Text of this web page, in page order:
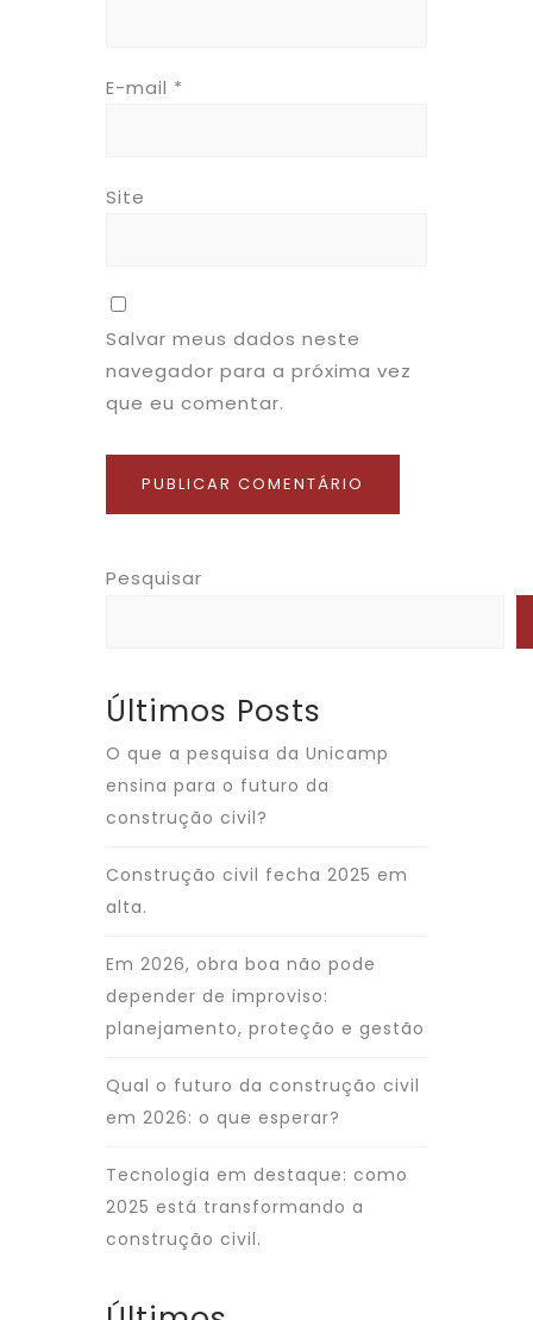
E-mail *
Site
Salvar meus dados neste
navegador para a próxima vez
que eu comentar.
Pesquisar
Últimos Posts
O que a pesquisa da Unicamp
ensina para o futuro da
construção civil?
Construção civil fecha 2025 em
alta.
Em 2026, obra boa não pode
depender de improviso:
planejamento, proteção e gestão
Qual o futuro da construção civil
em 2026: o que esperar?
Tecnologia em destaque: como
2025 está transformando a
construção civil.